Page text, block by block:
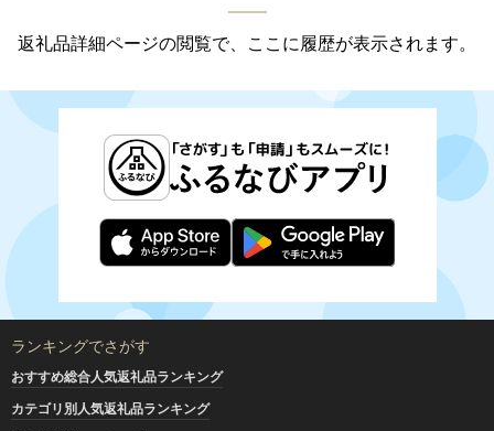
返礼品詳細ページの閲覧で、ここに履歴が表示されます。
ランキングでさがす
おすすめ総合人気返礼品ランキング
カテゴリ別人気返礼品ランキング